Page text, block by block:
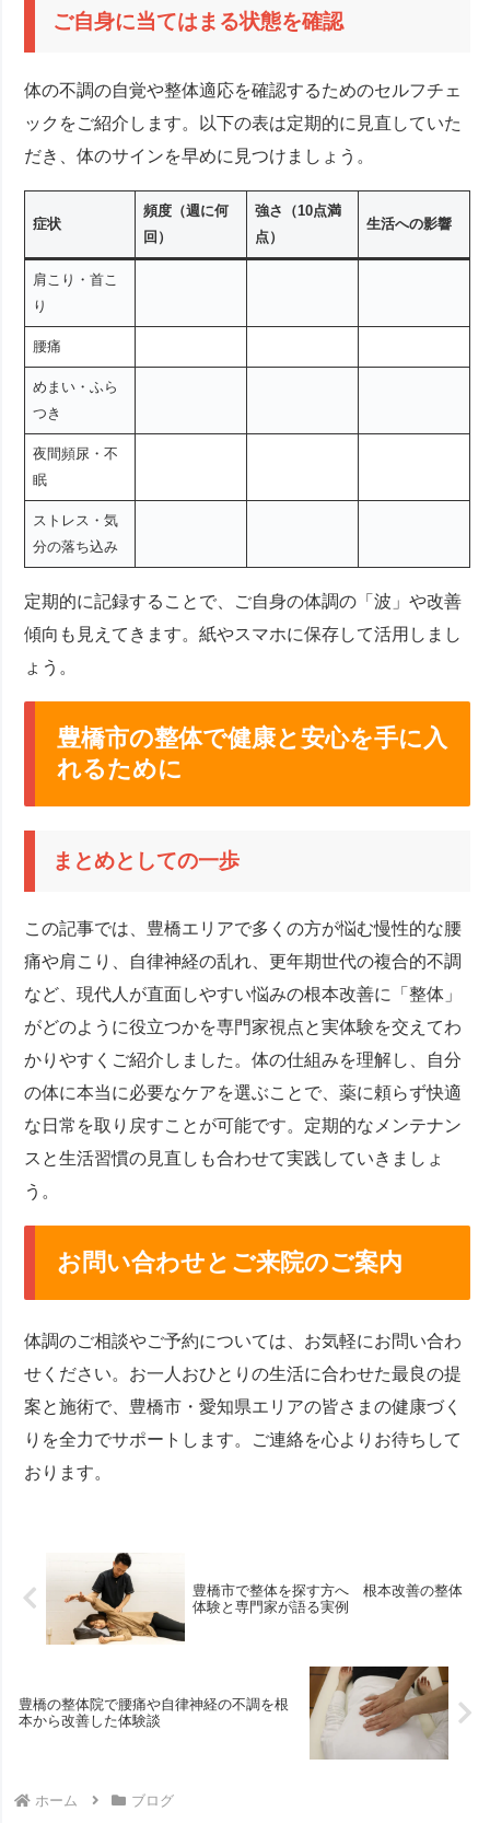
ご自身に当てはまる状態を確認
体の不調の自覚や整体適応を確認するためのセルフチェ
ックをご紹介します。以下の表は定期的に見直していた
だき、体のサインを早めに見つけましょう。
症状
頻度（週に何
回）
強さ（10点満
点）
生活への影響
肩こり・首こ
り
腰痛
めまい・ふら
つき
夜間頻尿・不
眠
ストレス・気
分の落ち込み
定期的に記録することで、ご自身の体調の「波」や改善
傾向も見えてきます。紙やスマホに保存して活用しまし
ょう。
豊橋市の整体で健康と安心を手に入
れるために
まとめとしての一歩
この記事では、豊橋エリアで多くの方が悩む慢性的な腰
痛や肩こり、自律神経の乱れ、更年期世代の複合的不調
など、現代人が直面しやすい悩みの根本改善に「整体」
がどのように役立つかを専門家視点と実体験を交えてわ
かりやすくご紹介しました。体の仕組みを理解し、自分
の体に本当に必要なケアを選ぶことで、薬に頼らず快適
な日常を取り戻すことが可能です。定期的なメンテナン
スと生活習慣の見直しも合わせて実践していきましょ
う。
お問い合わせとご来院のご案内
体調のご相談やご予約については、お気軽にお問い合わ
せください。お一人おひとりの生活に合わせた最良の提
案と施術で、豊橋市・愛知県エリアの皆さまの健康づく
りを全力でサポートします。ご連絡を心よりお待ちして
おります。
豊橋市で整体を探す方へ 根本改善の整体
体験と専門家が語る実例
豊橋の整体院で腰痛や自律神経の不調を根
本から改善した体験談
ホーム ブログ